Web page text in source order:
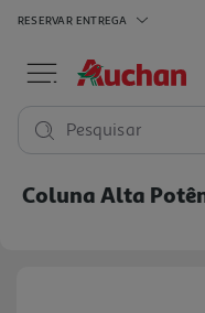
RESERVAR ENTREGA
Pesquisar
Coluna Alta